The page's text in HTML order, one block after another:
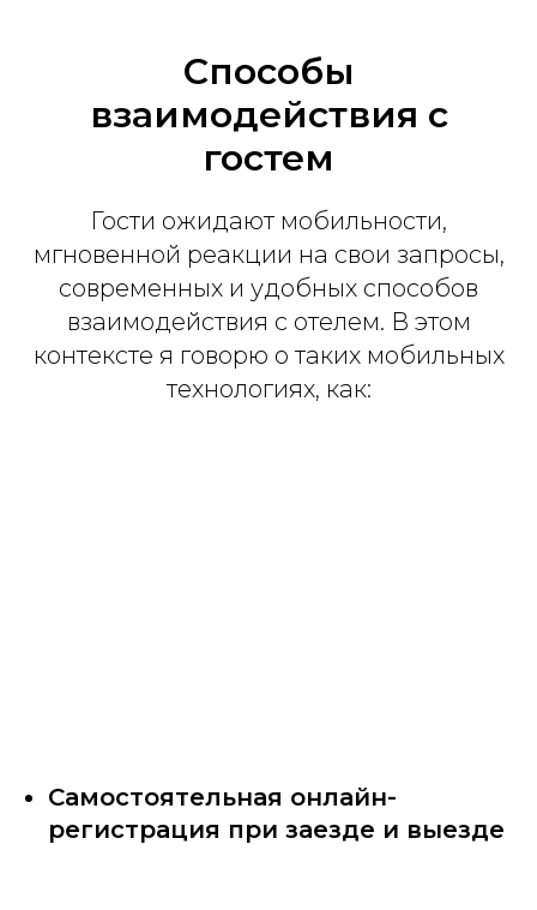
Способы
взаимодействия с
гостем
Гости ожидают мобильности,
мгновенной реакции на свои запросы,
современных и удобных способов
взаимодействия с отелем. В этом
контексте я говорю о таких мобильных
технологиях, как:
Самостоятельная онлайн-
регистрация при заезде и выезде